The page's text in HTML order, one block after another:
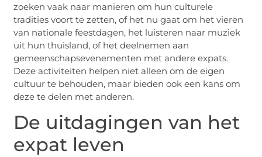
zoeken vaak naar manieren om hun culturele
tradities voort te zetten, of het nu gaat om het vieren
van nationale feestdagen, het luisteren naar muziek
uit hun thuisland, of het deelnemen aan
gemeenschapsevenementen met andere expats.
Deze activiteiten helpen niet alleen om de eigen
cultuur te behouden, maar bieden ook een kans om
deze te delen met anderen.
De uitdagingen van het
expat leven